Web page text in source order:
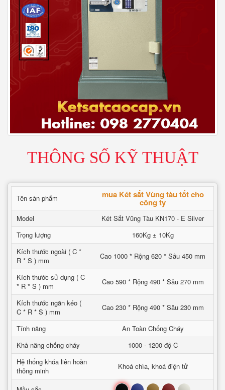
THÔNG SỐ KỸ THUẬT
Tên sản phẩm mua Két sắt Vùng tàu tốt cho
công ty
Model
Két Sắt Vũng Tàu KN170 - E Silver
Trọng lượng
160Kg ± 10Kg
Kích thước ngoài ( C *
R * S ) mm
Cao 1000 * Rộng 620 * Sâu 450 mm
Kích thước sử dụng ( C
* R * S ) mm
Cao 590 * Rộng 490 * Sâu 270 mm
Kích thước ngăn kéo (
C * R * S ) mm
Cao 230 * Rộng 490 * Sâu 230 mm
Tính năng
An Toàn Chống Cháy
Khả năng chống cháy
1000 - 1200 độ C
Hệ thống khóa liên hoàn
thông minh
Khoá chìa, khoá điện tử
Đen Xanh Nâu Đỏ Trắng